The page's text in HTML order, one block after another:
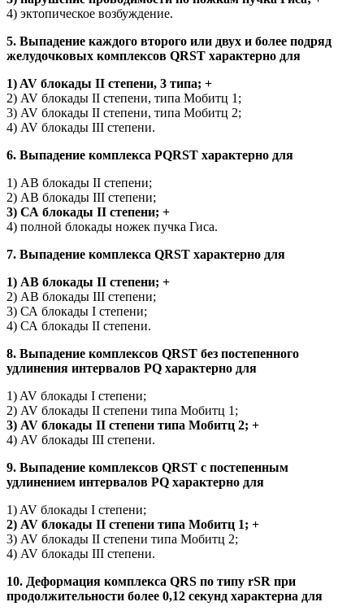
4) эктопическое возбуждение.
5. Выпадение каждого второго или двух и более подряд
желудочковых комплексов QRST характерно для
1) AV блокады II степени, 3 типа; +
2) AV блокады II степени, типа Мобитц 1;
3) AV блокады II степени, типа Мобитц 2;
4) AV блокады III степени.
6. Выпадение комплекса PQRST характерно для
1) АВ блокады II степени;
2) АВ блокады III степени;
3) СА блокады II степени; +
4) полной блокады ножек пучка Гиса.
7. Выпадение комплекса QRSТ характерно для
1) АВ блокады II степени; +
2) АВ блокады III степени;
3) СА блокады I степени;
4) СА блокады II степени.
8. Выпадение комплексов QRSТ без постепенного
удлинения интервалов PQ характерно для
1) AV блокады I степени;
2) AV блокады II степени типа Мобитц 1;
3) AV блокады II степени типа Мобитц 2; +
4) AV блокады III степени.
9. Выпадение комплексов QRSТ с постепенным
удлинением интервалов PQ характерно для
1) AV блокады I степени;
2) AV блокады II степени типа Мобитц 1; +
3) AV блокады II степени типа Мобитц 2;
4) AV блокады III степени.
10. Деформация комплекса QRS по типу rSR при
продолжительности более 0,12 секунд характерна для